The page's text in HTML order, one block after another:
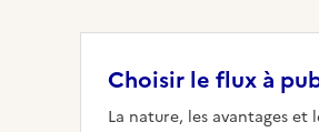
Choisir le flux à
La nature, les avantages et